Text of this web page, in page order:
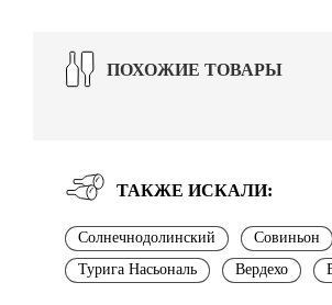
ПОХОЖИЕ ТОВАРЫ
ТАКЖЕ ИСКАЛИ:
Солнечнодолинский Совиньон
Турига Насьональ
Вердехо